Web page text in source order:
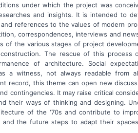
under which the project was
and insights. It is intended to
references to the values of modern
correspondences, interviews and
of the various stages of project
The rescue of this process
of architecture. Social
a witness, not always readable from
record, this theme can open new
contingencies. It may raise critical
their ways of thinking and designing.
of the ‘70s and contribute to
the future steps to adapt their